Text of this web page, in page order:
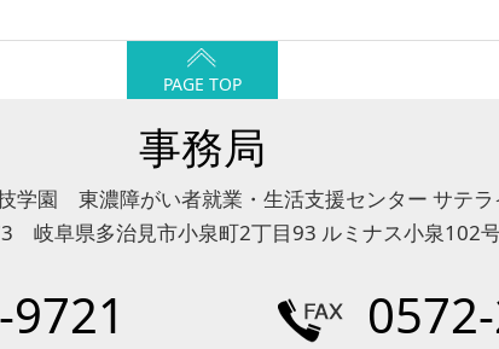
PAGE TOP
事務局
学園 東濃障がい者就業・生活支援センター サテラ
岐阜県多治見市小泉町2丁目93 ルミナス小泉102